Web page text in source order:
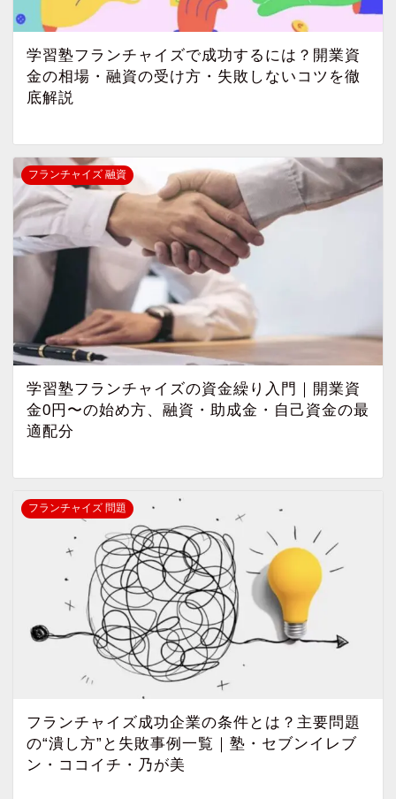
学習塾フランチャイズで成功するには？開業資
金の相場・融資の受け方・失敗しないコツを徹
底解説
フランチャイズ 融資
学習塾フランチャイズの資金繰り入門｜開業資
金0円〜の始め方、融資・助成金・自己資金の最
適配分
フランチャイズ 問題
フランチャイズ成功企業の条件とは？主要問題
の“潰し方”と失敗事例一覧｜塾・セブンイレブ
ン・ココイチ・乃が美